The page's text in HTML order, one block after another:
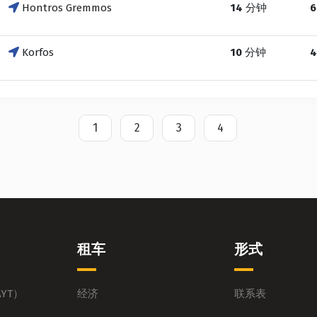
Hontros Gremmos 14 分钟
Korfos 10分钟
1 2 3 4
）
租车
经济
形式
联系表